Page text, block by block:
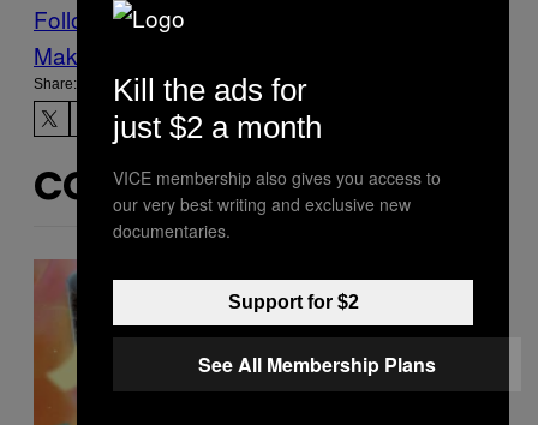
Follow Us On Discover
Make Us Preferred In Top Stories
Share:
CONTENUTI SIMILI
Kill the ads for
just $2 a month
VICE membership also gives you access to
our very best writing and exclusive new
documentaries.
Support for $2
See All Membership Plans